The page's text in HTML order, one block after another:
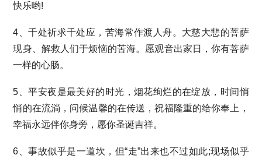
快乐哟!
4、千处祈求千处应，苦海常作渡人舟。大慈大悲的菩萨
现身、解救人们于烦恼的苦海。愿观音出家日，你有菩萨
一样的心肠。
5、平安夜是最美好的时光，烟花绚烂的在绽放，时间悄
悄的在流淌，问候温馨的在传送，祝福隆重的给你奉上，
幸福永远伴你身旁，愿你圣诞吉祥。
6、事故似乎是一道坎，但“走”出来也不过如此;现场似乎